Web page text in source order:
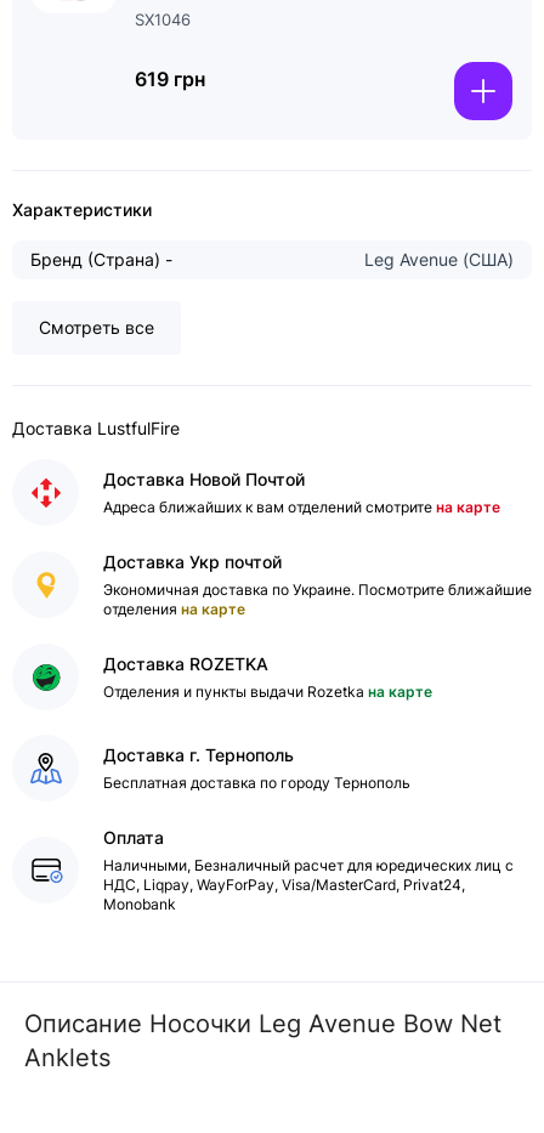
SX1046
619 грн
Характеристики
Бренд (Страна) - Leg Avenue (США)
Смотреть все
Доставка LustfulFire
Доставка Новой Почтой
Адреса ближайших к вам отделений смотрите на карте
Доставка Укр почтой
Экономичная доставка по Украине. Посмотрите ближайшие
отделения на карте
Доставка ROZETKA
Отделения и пункты выдачи Rozetka на карте
Доставка г. Тернополь
Бесплатная доставка по городу Тернополь
Оплата
Наличными, Безналичный расчет для юредических лиц с
НДС, Liqpay, WayForPay, Visa/MasterCard, Privat24,
Monobank
Описание Носочки Leg Avenue Bow Net
Anklets